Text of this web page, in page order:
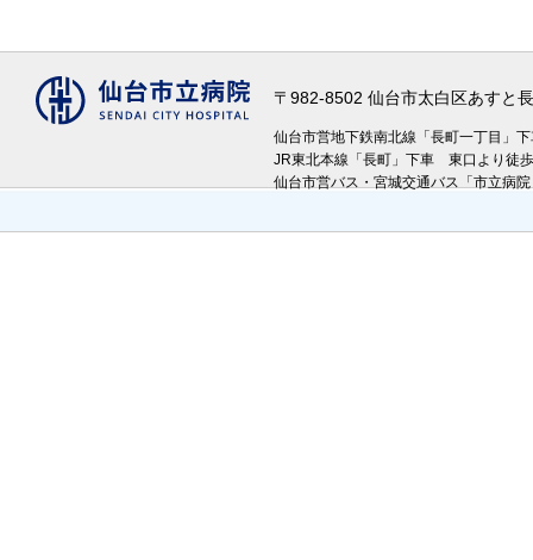
〒982-8502 仙台市太白区あす
仙台市営地下鉄南北線「長町一丁目
JR東北本線「長町」下車 東口より徒
仙台市営バス・宮城交通バス「市立病